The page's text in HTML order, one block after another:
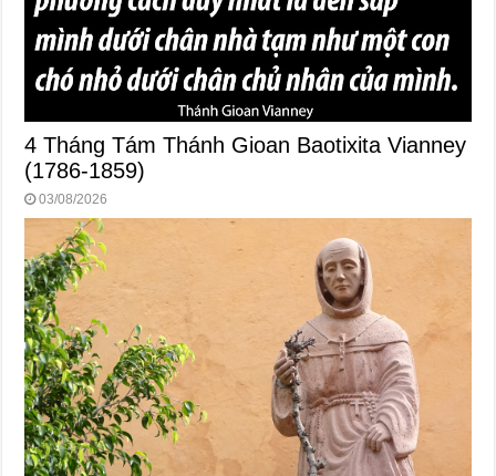
4 Tháng Tám Thánh Gioan Baotixita Vianney
(1786-1859)
03/08/2026